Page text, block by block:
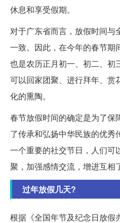
休息和享受假期。
对于广东省而言，放假时间与
一致。因此，在今年的春节期
也是农历正月初一、初二、初
可以回家团聚、进行拜年、赏
化的熏陶。
春节放假时间的确定是为了保
了传承和弘扬中华民族的优秀
一个重要的社交节日，人们可
聚，加强感情交流，增进互相
过年放假几天?
根据《全国年节及纪念日放假